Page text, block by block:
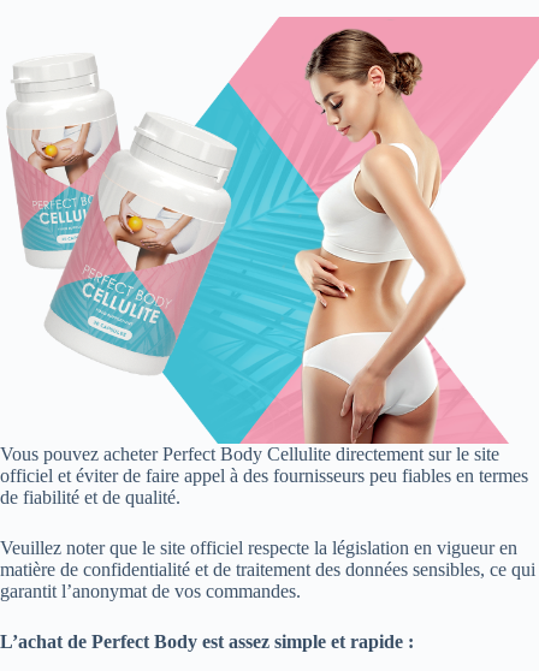
Vous pouvez acheter Perfect Body Cellulite directement sur le site
officiel et éviter de faire appel à des fournisseurs peu fiables en termes
de fiabilité et de qualité.
Veuillez noter que le site officiel respecte la législation en vigueur en
matière de confidentialité et de traitement des données sensibles, ce qui
garantit l’anonymat de vos commandes.
L’achat de Perfect Body est assez simple et rapide :